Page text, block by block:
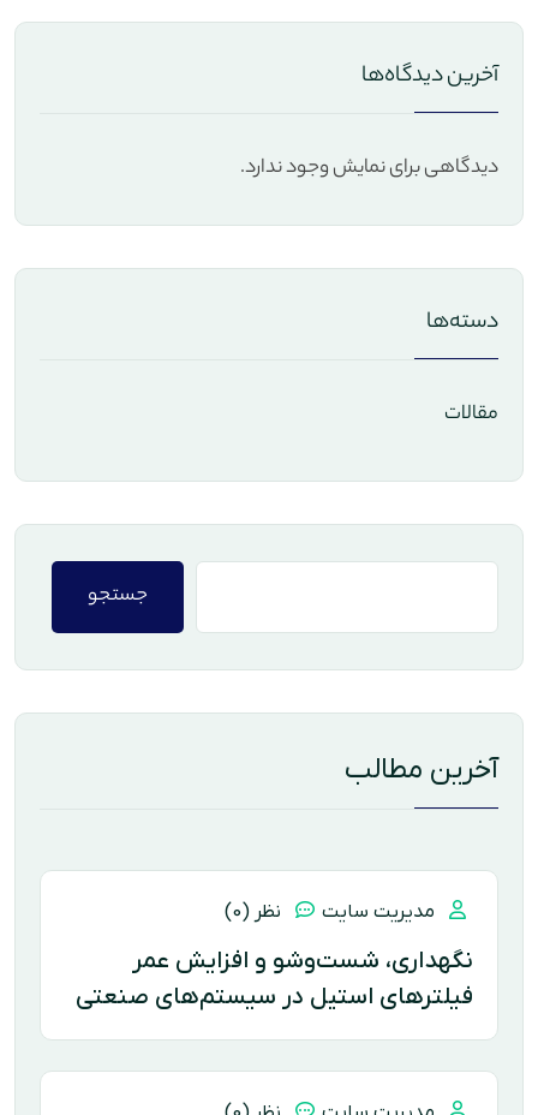
آخرین دیدگاه‌ها
دیدگاهی برای نمایش وجود ندارد.
دسته‌ها
مقالات
جستجو
آخرین مطالب
مدیریت سایت نظر (0)
نگهداری، شست‌وشو و افزایش عمر
فیلترهای استیل در سیستم‌های صنعتی